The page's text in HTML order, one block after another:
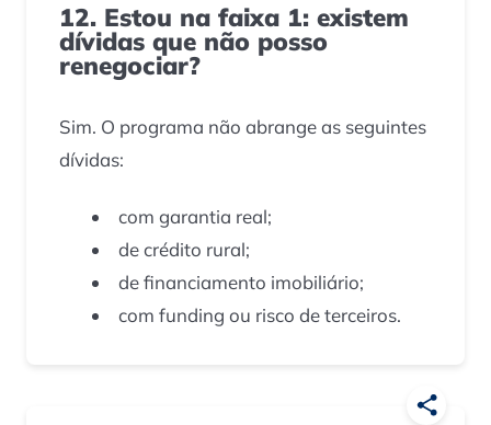
12. Estou na faixa 1: existem
dívidas que não posso
renegociar?
Sim. O programa não abrange as seguintes
dívidas:
com garantia real;
de crédito rural;
de financiamento imobiliário;
com funding ou risco de terceiros.